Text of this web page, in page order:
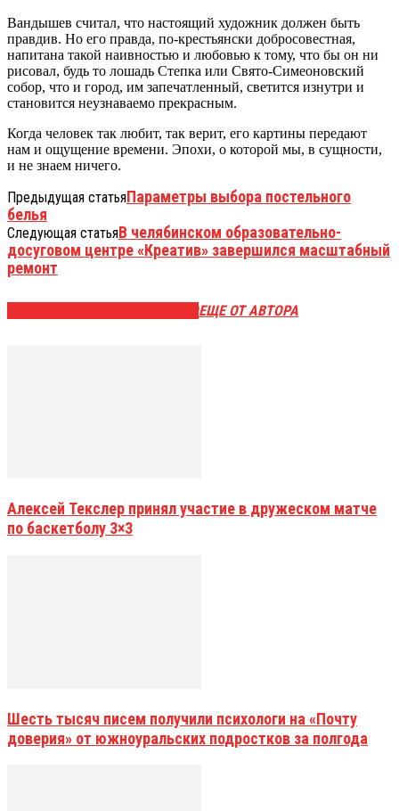
Вандышев считал, что настоящий художник должен быть
правдив. Но его правда, по-крестьянски добросовестная,
напитана такой наивностью и любовью к тому, что бы он ни
рисовал, будь то лошадь Степка или Свято-Симеоновский
собор, что и город, им запечатленный, светится изнутри и
становится неузнаваемо прекрасным.
Когда человек так любит, так верит, его картины передают
нам и ощущение времени. Эпохи, о которой мы, в сущности,
и не знаем ничего.
Предыдущая статьяПараметры выбора постельного
белья
Следующая статьяВ челябинском образовательно-
досуговом центре «Креатив» завершился масштабный
ремонт
ЕЩЕ ОТ АВТОРА
Алексей Текслер принял участие в дружеском матче
по баскетболу 3×3
Шесть тысяч писем получили психологи на «Почту
доверия» от южноуральских подростков за полгода